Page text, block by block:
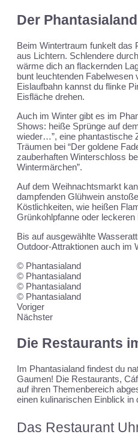
Der
Beim Wintertraum funkelt das
aus Lichtern. Schlendere
wärme dich an flackernden
bunt leuchtenden Fabelwesen
Eislaufbahn kannst du flinke
Eisfläche drehen.
Auch im Winter gibt es im
Shows: heiße Sprünge auf
wieder…”, eine phantastische
Träumen bei “Der goldene
zauberhaften Winterschloss
Wintermärchen”.
Auf dem Weihnachtsmarkt
dampfenden Glühwein
Köstlichkeiten, wie heißen
Grünkohlpfanne oder
Bis auf ausgewählte
Outdoor-Attraktionen auch im
© Phantasialand
© Phantasialand
© Phantasialand
© Phantasialand
Voriger
Nächster
Die Restaurants
Im Phantasialand findest du
Gaumen! Die Restaurants,
auf ihren Themenbereich
einen kulinarischen Einblick in
Das Restaurant